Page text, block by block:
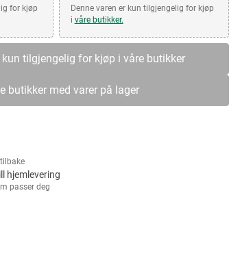
for kjøp
Denne varen er kun tilgjengelig for kjøp
i våre butikker.
kun tilgjengelig for kjøp i våre butikker
butikker med varer på lager
hjemlevering
passer deg